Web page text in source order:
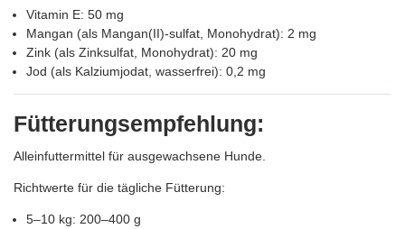
Vitamin E: 50 mg
Mangan (als Mangan(II)-sulfat, Monohydrat): 2 mg
Zink (als Zinksulfat, Monohydrat): 20 mg
Jod (als Kalziumjodat, wasserfrei): 0,2 mg
Fütterungsempfehlung:
Alleinfuttermittel für ausgewachsene Hunde.
Richtwerte für die tägliche Fütterung:
5–10 kg: 200–400 g